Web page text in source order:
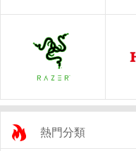
熱門分類